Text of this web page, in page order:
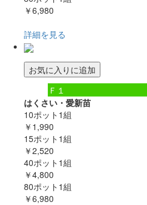
￥6,980
詳細を見る
お気に入りに追加
Ｆ１
はくさい・愛新苗
10ポット1組
￥1,990
15ポット1組
￥2,520
40ポット1組
￥4,800
80ポット1組
￥6,980